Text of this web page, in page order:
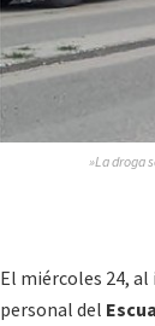
»La droga
El miércoles 24,
personal del